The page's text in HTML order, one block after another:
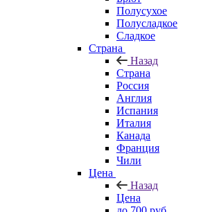
Полусухое
Полусладкое
Сладкое
Страна
Назад
Страна
Россия
Англия
Испания
Италия
Канада
Франция
Чили
Цена
Назад
Цена